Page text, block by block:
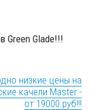
Green Glade!!!
низкие цены на
качели Master -
от 19000 руб!!!